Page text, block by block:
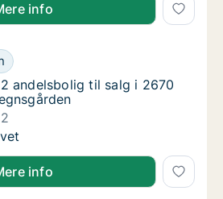
info
andelsbolig til salg i 2670 Greve,
til salg i 2670 Greve,
andelsbolig til salg i 2670 Greve,
andelsbolig til salg i 2670
andelsbolig til salg i 2670 Greve,
info